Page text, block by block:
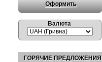
Оформить
Валюта
ГОРЯЧИЕ ПРЕДЛОЖЕНИЯ